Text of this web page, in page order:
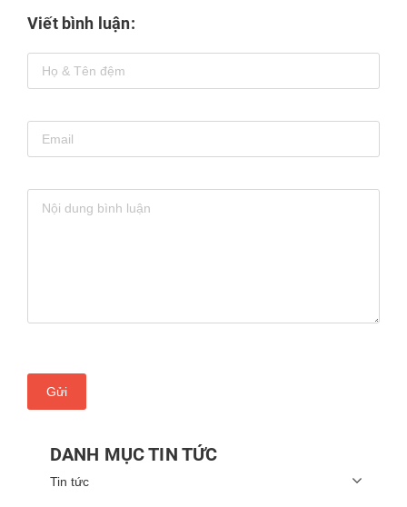
Viết bình luận:
Gửi
DANH MỤC TIN TỨC
Tin tức